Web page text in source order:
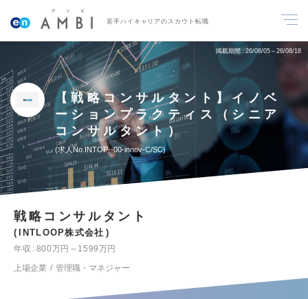
若手ハイキャリアのスカウト転職
掲載期間 26/08/05～26/08/18
【戦略コンサルタント】イノベ
ーションプラクティス（シニア
コンサルタント）
求人No.INTOP--00-innov-C/SC
戦略コンサルタント
INTLOOP株式会社
年収
800万円～1599万円
上場企業
管理職・マネジャー